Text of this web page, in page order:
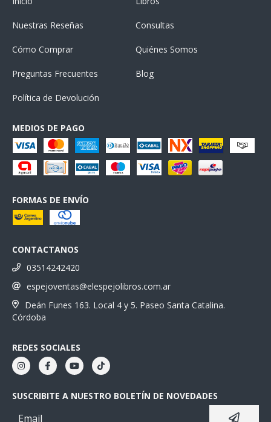
Nuestras Reseñas Consultas
Cómo Comprar Quiénes Somos
Preguntas Frecuentes Blog
Política de Devolución
MEDIOS DE PAGO
FORMAS DE ENVÍO
CONTACTANOS
03514242420
espejoventas@elespejolibros.com.ar
Deán Funes 163. Local 4 y 5. Paseo Santa Catalina.
Córdoba
REDES SOCIALES
SUSCRIBITE A NUESTRO BOLETÍN DE NOVEDADES